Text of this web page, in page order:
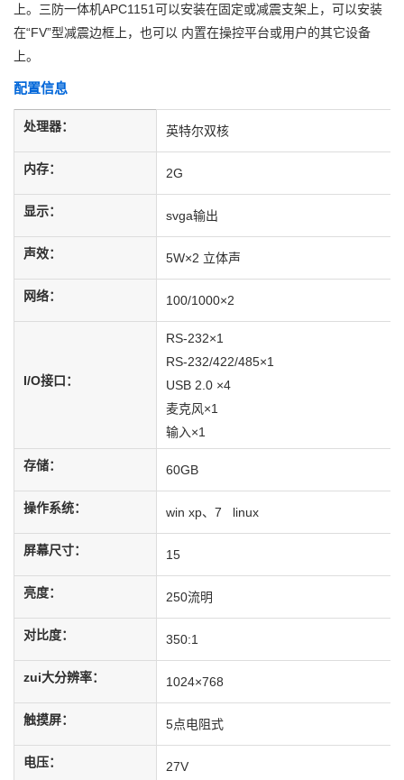
上。三防一体机APC1151可以安装在固定或减震支架上，可以安装
在“FV”型减震边框上，也可以 内置在操控平台或用户的其它设备
上。
配置信息
处理器： 英特尔双核
内存： 2G
显示： svga输出
声效： 5W×2 立体声
网络： 100/1000×2
I/O接口：
RS-232×1
RS-232/422/485×1
USB 2.0 ×4
麦克风×1
输入×1
存储： 60GB
操作系统： win xp、7 linux
屏幕尺寸： 15
亮度： 250流明
对比度： 350:1
zui大分辨率： 1024×768
触摸屏： 5点电阻式
电压： 27V